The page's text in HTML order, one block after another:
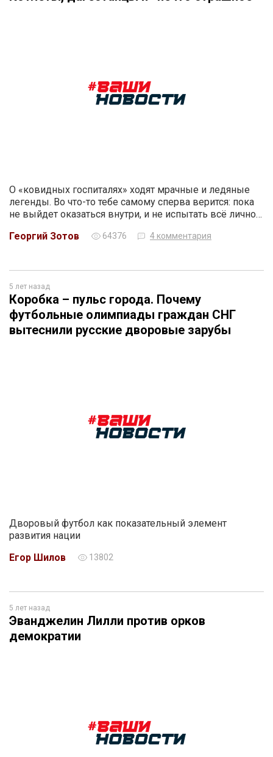
О «ковидных госпиталях» ходят мрачные и ледяные
легенды. Во что-то тебе самому сперва верится: пока
не выйдет оказаться внутри, и не испытать всё лично…
Георгий Зотов
64376 4 комментария
5 лет назад
Коробка – пульс города. Почему
футбольные олимпиады граждан СНГ
вытеснили русские дворовые зарубы
Дворовый футбол как показательный элемент
развития нации
Егор Шилов
13802
5 лет назад
Эванджелин Лилли против орков
демократии